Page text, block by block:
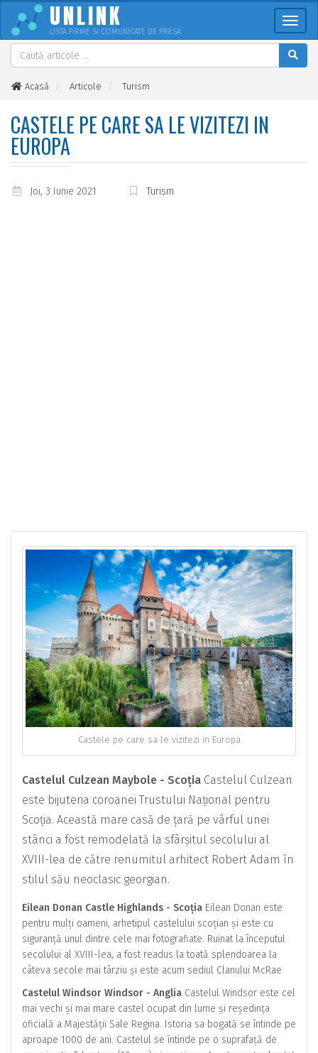
UNLINK
LISTA FIRME SI COMUNICATE DE PRESA
Acasă Articole
Turism
CASTELE PE CARE SA LE VIZITEZI IN
EUROPA
Joi, 3 Iunie 2021 Turism
Castele pe care sa le vizitezi in Europa
Castelul Culzean Maybole - Scoția Castelul Culzean
este bijuteria coroanei Trustului Național pentru
Scoția. Această mare casă de țară pe vârful unei
stânci a fost remodelată la sfârșitul secolului al
XVIII-lea de către renumitul arhitect Robert Adam în
stilul său neoclasic georgian.
Eilean Donan Castle Highlands - Scoția Eilean Donan este
pentru mulți oameni, arhetipul castelului scoțian și este cu
siguranță unul dintre cele mai fotografiate. Ruinat la începutul
secolului al XVIII-lea, a fost readus la toată splendoarea la
câteva secole mai târziu și este acum sediul Clanului McRae
Castelul Windsor Windsor - Anglia Castelul Windsor este cel
mai vechi și mai mare castel ocupat din lume și reședința
oficială a Majestății Sale Regina. Istoria sa bogată se întinde pe
aproape 1000 de ani. Castelul se întinde pe o suprafață de